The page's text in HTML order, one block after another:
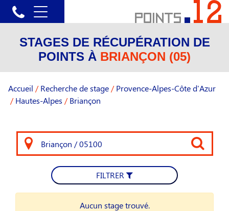
STAGES DE RÉCUPÉRATION DE
POINTS À BRIANÇON (05)
Accueil / Recherche de stage / Provence-Alpes-Côte d'Azur
/ Hautes-Alpes / Briançon
FILTRER
Aucun stage trouvé.